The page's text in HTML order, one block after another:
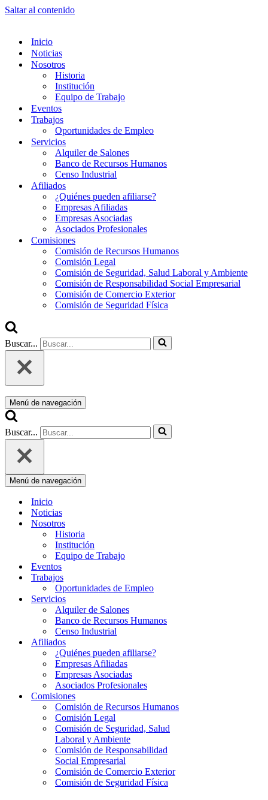
Saltar al contenido
Inicio
Noticias
Nosotros
Historia
Institución
Equipo de Trabajo
Eventos
Trabajos
Oportunidades de Empleo
Servicios
Alquiler de Salones
Banco de Recursos Humanos
Censo Industrial
Afiliados
¿Quiénes pueden afiliarse?
Empresas Afiliadas
Empresas Asociadas
Asociados Profesionales
Comisiones
Comisión de Recursos Humanos
Comisión Legal
Comisión de Seguridad, Salud Laboral y Ambiente
Comisión de Responsabilidad Social Empresarial
Comisión de Comercio Exterior
Comisión de Seguridad Física
Buscar...
Menú de navegación
Buscar...
Menú de navegación
Inicio
Noticias
Nosotros
Historia
Institución
Equipo de Trabajo
Eventos
Trabajos
Oportunidades de Empleo
Servicios
Alquiler de Salones
Banco de Recursos Humanos
Censo Industrial
Afiliados
¿Quiénes pueden afiliarse?
Empresas Afiliadas
Empresas Asociadas
Asociados Profesionales
Comisiones
Comisión de Recursos Humanos
Comisión Legal
Comisión de Seguridad, Salud
Laboral y Ambiente
Comisión de Responsabilidad
Social Empresarial
Comisión de Comercio Exterior
Comisión de Seguridad Física